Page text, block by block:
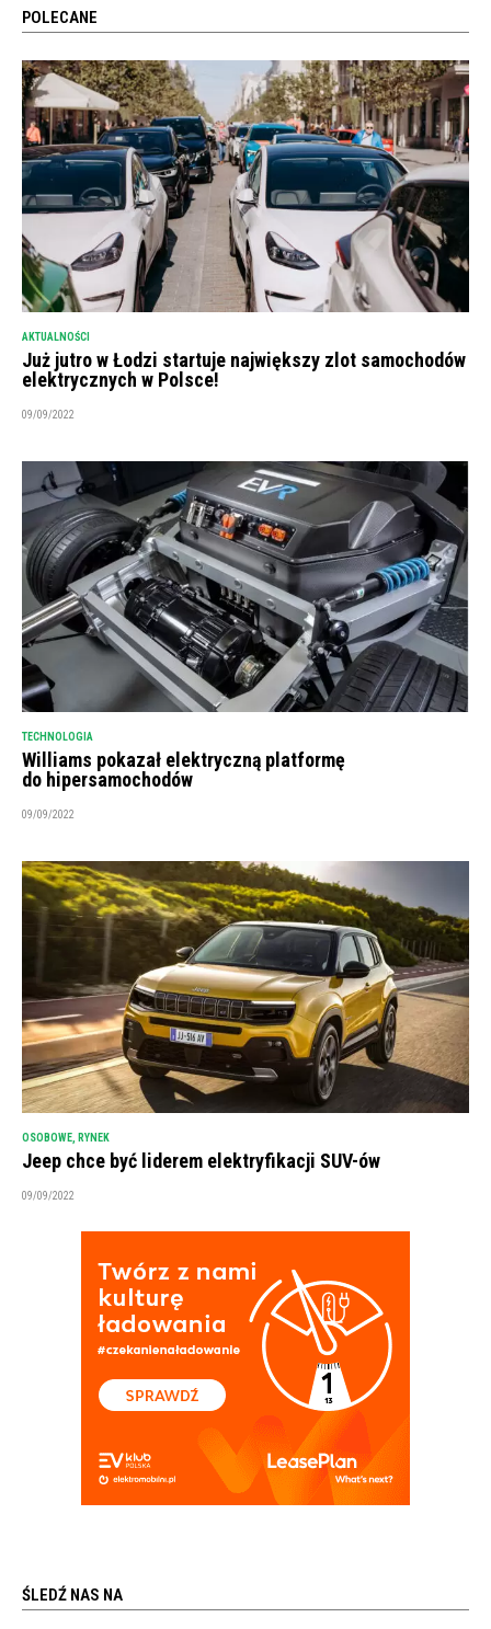
POLECANE
AKTUALNOŚCI
Już jutro w Łodzi startuje największy zlot samochodów
elektrycznych w Polsce!
09/09/2022
TECHNOLOGIA
Williams pokazał elektryczną platformę
do hipersamochodów
09/09/2022
OSOBOWE RYNEK
Jeep chce być liderem elektryfikacji SUV-ów
09/09/2022
ŚLEDŹ NAS NA